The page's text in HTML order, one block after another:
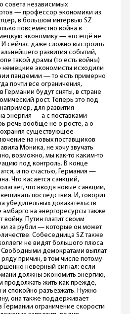
совета независимых
— профессор экономики из
в большом интервью SZ
повсеместно война в
экономику — это ещё не
сейчас даже сложно выстроить
развития событий,
такой драмы (то есть войны)
экономисты исходили
пандемии — то есть примерно
почти все ограничения,
Германии будут сняты, в стране
рост. Теперь это под
для развития
энергия — а с поставками
речь вообще не о росте, а о
существующее
на новых поставщиков
Моника, не хочу звучать
возможно, мы как-то каким-то
под контроль. В конце
и по счастью, Германия —
Что касается санкций,
что вводя новые санкции,
последствия. И, говорит
убедительных доказательств
эмбарго на энергоресурсы также
Путин платит своим
за рубли — которые он может
Собеседница SZ также
не видят большого плюса
демократами выплат
причин, в том числе потому
неверный сигнал: если
должны экономить энергию,
продолжать жить как прежде,
и спокойно разъезжать. Нужно
она также поддерживает
ограничение скорости